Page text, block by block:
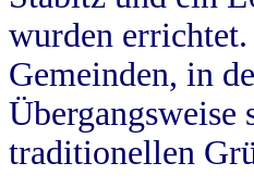
wurden
Gemeinden, in
Übergangsweise
traditionellen